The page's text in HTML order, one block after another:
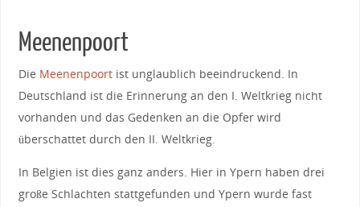
Meenenpoort
Die Meenenpoortist unglaublich beeindruckend. In
Deutschland ist die Erinnerung an den I. Weltkrieg nicht
vorhanden und das Gedenken an die Opfer wird
überschattet durch den II. Weltkrieg.
In Belgien ist dies ganz anders. Hier in Ypern haben drei
große Schlachten stattgefunden und Ypern wurde fast